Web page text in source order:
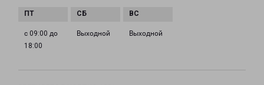
с 09:00 до
18:00
Выходной Выходной